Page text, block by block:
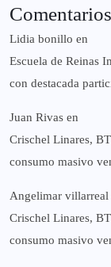
Lidia bonillo en
Escuela de Reinas
con destacada
Juan Rivas en
Crischel Linares,
consumo masivo
Angelimar villarreal
Crischel Linares,
consumo masivo